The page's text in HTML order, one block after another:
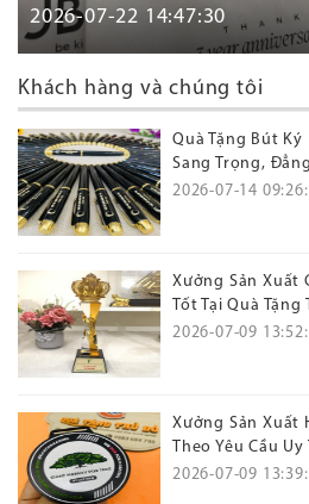
2026-07-22 14:47:30
Khách hàng và chúng tôi
Quà Tặng Bút
Sang Trọng,
2026-07-14
Xưởng Sản Xuất
Tốt Tại Quà Tặng
2026-07-09
Xưởng Sản Xuất
Theo Yêu Cầu
2026-07-09